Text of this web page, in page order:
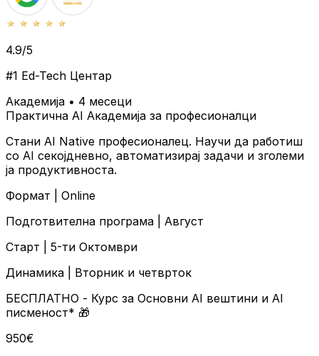
4.9/5
#1 Ed-Tech Центар
Академија • 4 месеци
Практична AI Академија за професионалци
Стани AI Native професионалец. Научи да работиш
со AI секојдневно, автоматизирај задачи и зголеми
ја продуктивноста.
Формат | Online
Подготвителна програма | Август
Старт | 5-ти Октомври
Динамика | Вторник и четврток
БЕСПЛАТНО - Курс за Основни AI вештини и AI
писменост* 🎁
950€